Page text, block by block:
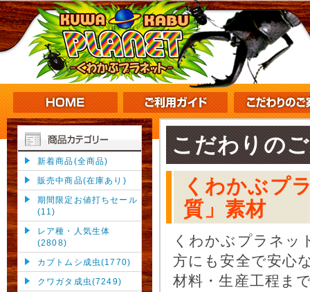
新着商品(全商品)
販売中商品(在庫あり)
期間限定お値打ちセール
(11)
レア種・人気生体
(2808)
カブトムシ成虫(1770)
クワガタ成虫(7249)
こだわりの
くわかぶプ
質」素材
くわかぶプラネッ
方にも安全で安心
材料・生産工程ま